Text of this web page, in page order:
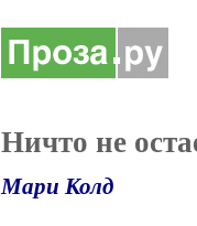
Ничто не
Мари Колд